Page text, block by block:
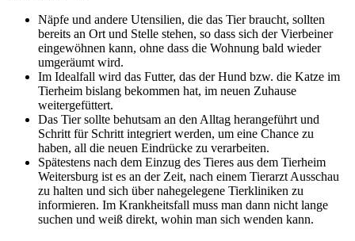
Näpfe und andere Utensilien, die das Tier braucht, sollten
bereits an Ort und Stelle stehen, so dass sich der Vierbeiner
eingewöhnen kann, ohne dass die Wohnung bald wieder
umgeräumt wird.
Im Idealfall wird das Futter, das der Hund bzw. die Katze im
Tierheim bislang bekommen hat, im neuen Zuhause
weitergefüttert.
Das Tier sollte behutsam an den Alltag herangeführt und
Schritt für Schritt integriert werden, um eine Chance zu
haben, all die neuen Eindrücke zu verarbeiten.
Spätestens nach dem Einzug des Tieres aus dem Tierheim
Weitersburg ist es an der Zeit, nach einem Tierarzt Ausschau
zu halten und sich über nahegelegene Tierkliniken zu
informieren. Im Krankheitsfall muss man dann nicht lange
suchen und weiß direkt, wohin man sich wenden kann.